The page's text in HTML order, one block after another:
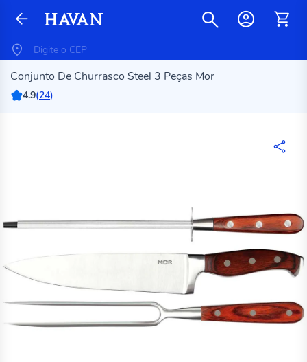
Conjunto De Churrasco Steel 3 Peças Mor
4.9(24)